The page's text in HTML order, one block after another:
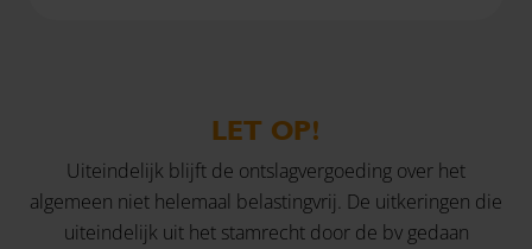
LET OP!
Uiteindelijk blijft de ontslagvergoeding over het
algemeen niet helemaal belastingvrij. De uitkeringen die
uiteindelijk uit het stamrecht door de bv gedaan